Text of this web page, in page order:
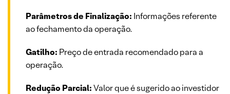
Parâmetros de Finalização: Informações referente
ao fechamento da operação.
Gatilho: Preço de entrada recomendado para a
operação.
Redução Parcial:Valor que é sugerido ao investidor